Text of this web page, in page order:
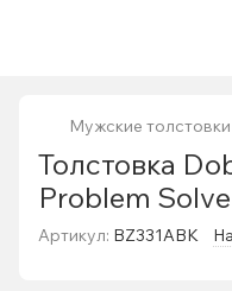
Мужские толстовки
Толстовка
Problem
Артикул: BZ331ABK